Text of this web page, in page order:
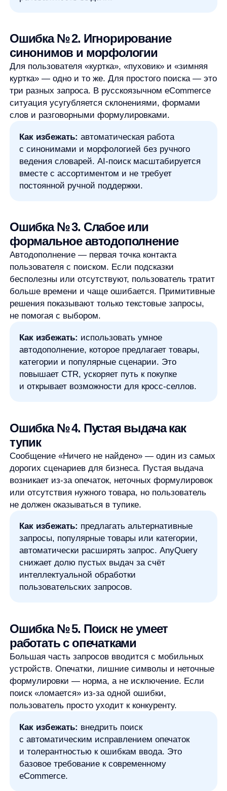
с синонимами и морфологией без ручного
постоянной ручной поддержки.
Ошибка № 3. Слабое или
формальное автодополнение
Автодополнение — первая точка контакта
пользователя с поиском. Если подсказки
бесполезны или отсутствуют, пользователь тратит
решения показывают только текстовые запросы,
не помогая с выбором.
Как избежать:использовать умное
автодополнение, которое предлагает товары,
категории и популярные сценарии. Это
Ошибка № 4. Пустая выдача как
тупик
Сообщение «Ничего не найдено» — один из самых
дорогих сценариев для бизнеса. Пустая выдача
возникает из-за опечаток, неточных формулировок
или отсутствия нужного товара, но пользователь
не должен оказываться в тупике.
запросы, популярные товары или категории,
автоматически расширять запрос. AnyQuery
снижает долю пустых выдач за счёт
интеллектуальной обработки
пользовательских запросов.
работать с опечатками
Большая часть запросов вводится с мобильных
устройств. Опечатки, лишние символы и неточные
формулировки — норма, а не исключение. Если
поиск «ломается» из-за одной ошибки,
Как избежать:внедрить поиск
с автоматическим исправлением опечаток
базовое требование к современному
eCommerce.
Ошибка № 6. Одинаковая выдача
для всех пользователей
ни поведенческие данные, ни реальные продажи.
Как избежать:использовать ранжирование
на основе кликов, конверсий и других
сигналов. AnyQuery обучается на данных
поведения пользователей и автоматически
повышает релевантность выдачи.
с бизнес-метриками
Часто поиск оценивают субъективно: «вроде
работает». При этом именно поиск напрямую
влияет на CTR, конверсию и средний чек. Без
аналитики бизнес теряет ценные инсайты